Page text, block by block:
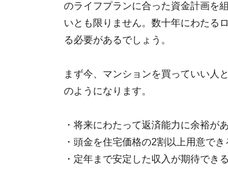
のライフプランに合った資金計画を
いとも限りません。数十年にわたる
る必要があるでしょう。
まず今、マンションを買っていい人
のようになります。
・将来にわたって返済能力に余裕が
・頭金を住宅価格の2割以上用意でき
・定年まで安定した収入が期待でき